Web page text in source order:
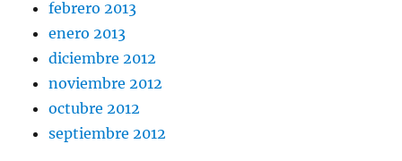
febrero 2013
enero 2013
diciembre 2012
noviembre 2012
octubre 2012
septiembre 2012